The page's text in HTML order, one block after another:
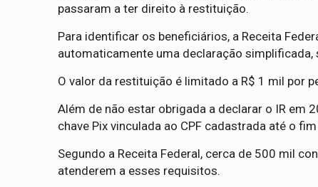
passaram a ter direito à restituição.
Para identificar os beneficiários, a Receita
automaticamente uma declaração
O valor da restituição é limitado a R$ 1 mil por
Além de não estar obrigada a declarar o IR em
chave Pix vinculada ao CPF cadastrada até o
Segundo a Receita Federal, cerca de 500 mil
atenderem a esses requisitos.